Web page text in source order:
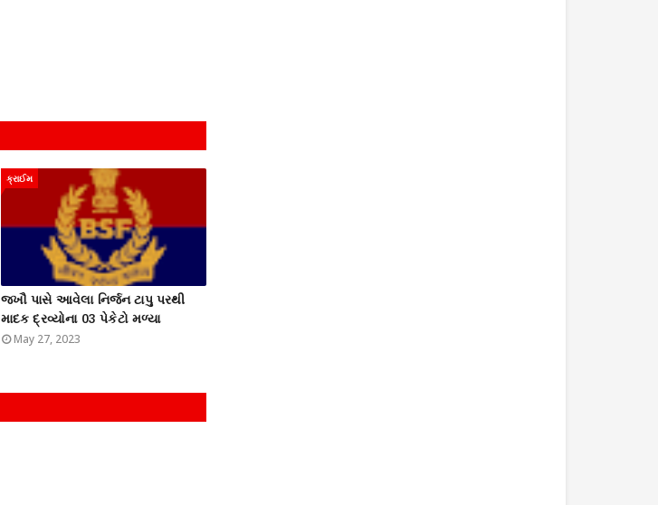
ક્રાઈમ
જખૌ પાસે આવેલા નિર્જન ટાપુ પરથી
માદક દ્રવ્યોના 03 પેકેટો મળ્યા
May 27, 2023